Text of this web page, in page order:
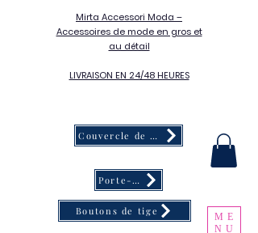
Mirta Accessori Moda –
Accessoires de mode en gros et
au détail
LIVRAISON EN 24/48 HEURES
ME
NU
Couvercle de bouton
Porte-clés
Boutons de tige